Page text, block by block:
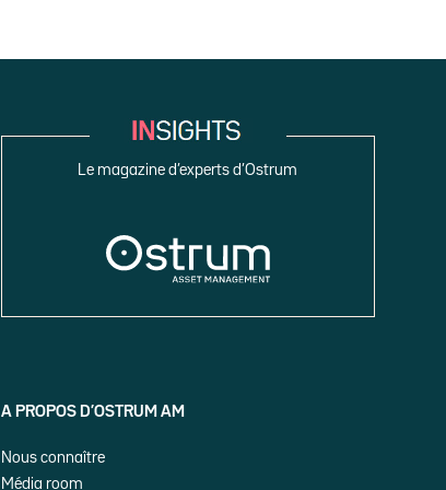
Le magazine d’experts d’Ostrum
A PROPOS D’OSTRUM AM
Nous connaître
Média room